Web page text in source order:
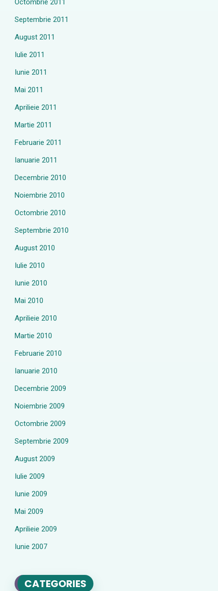
Octombrie 2011
Septembrie 2011
August 2011
Iulie 2011
Iunie 2011
Mai 2011
Aprilieie 2011
Martie 2011
Februarie 2011
Ianuarie 2011
Decembrie 2010
Noiembrie 2010
Octombrie 2010
Septembrie 2010
August 2010
Iulie 2010
Iunie 2010
Mai 2010
Aprilieie 2010
Martie 2010
Februarie 2010
Ianuarie 2010
Decembrie 2009
Noiembrie 2009
Octombrie 2009
Septembrie 2009
August 2009
Iulie 2009
Iunie 2009
Mai 2009
Aprilieie 2009
Iunie 2007
CATEGORIES